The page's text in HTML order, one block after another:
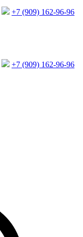
+7 (909) 162-96-96
+7 (909) 162-96-96